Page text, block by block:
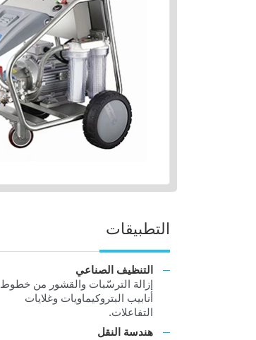
التطبيقات
التنظيف الصناعي
إزالة الترسّبات والقشور من خطوط
أنابيب البتروكيماويات وغلايات
التفاعلات.
هندسة النقل